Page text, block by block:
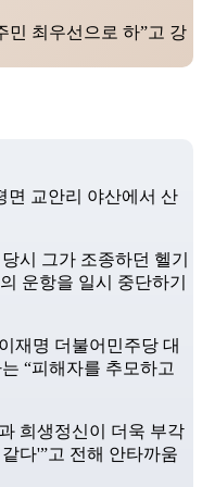
민 최우선으로 하”고 강
면 교안리 야산에서 산
시 그가 조종하던 헬기
운항을 일시 중단하기
재명 더불어민주당 대
“피해자를 추모하고
희생정신이 더욱 부각
다'”고 전해 안타까움